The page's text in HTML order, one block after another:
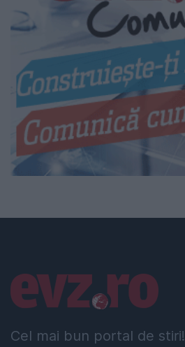
Cel mai bun portal de stiri!
Linkuri utile